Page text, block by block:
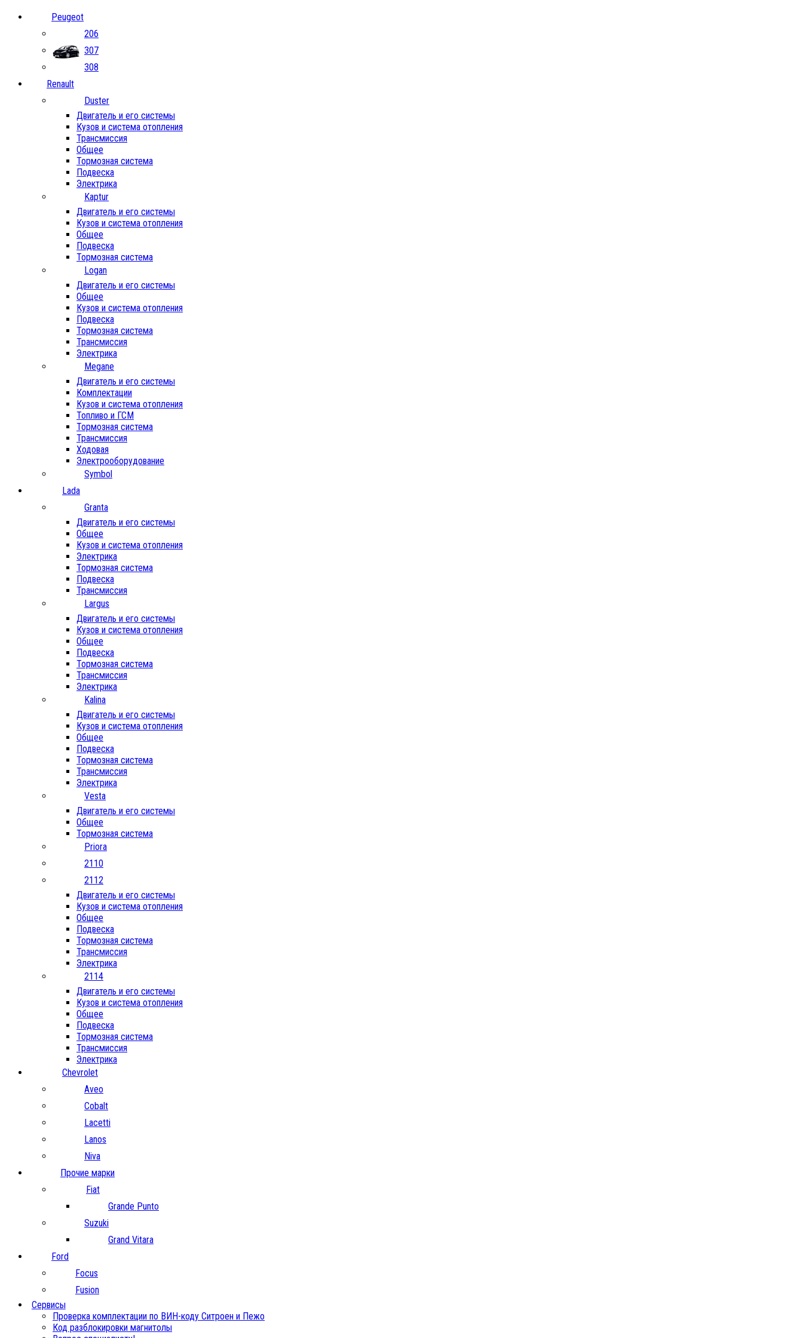
Peugeot
206
307
308
Renault
Duster
Двигатель и его системы
Кузов и система отопления
Трансмиссия
Общее
Тормозная система
Подвеска
Электрика
Kaptur
Двигатель и его системы
Кузов и система отопления
Общее
Подвеска
Тормозная система
Logan
Двигатель и его системы
Общее
Кузов и система отопления
Подвеска
Тормозная система
Трансмиссия
Электрика
Megane
Двигатель и его системы
Комплектации
Кузов и система отопления
Топливо и ГСМ
Тормозная система
Трансмиссия
Ходовая
Электрооборудование
Symbol
Lada
Granta
Двигатель и его системы
Общее
Кузов и система отопления
Электрика
Тормозная система
Подвеска
Трансмиссия
Largus
Двигатель и его системы
Кузов и система отопления
Общее
Подвеска
Тормозная система
Трансмиссия
Электрика
Kalina
Двигатель и его системы
Кузов и система отопления
Общее
Подвеска
Тормозная система
Трансмиссия
Электрика
Vesta
Двигатель и его системы
Общее
Тормозная система
Priora
2110
2112
Двигатель и его системы
Кузов и система отопления
Общее
Подвеска
Тормозная система
Трансмиссия
Электрика
2114
Двигатель и его системы
Кузов и система отопления
Общее
Подвеска
Тормозная система
Трансмиссия
Электрика
Chevrolet
Aveo
Cobalt
Lacetti
Lanos
Niva
Прочие марки
Fiat
Grande Punto
Suzuki
Grand Vitara
Ford
Focus
Fusion
Сервисы
Проверка комплектации по ВИН-коду Ситроен и Пежо
Код разблокировки магнитолы